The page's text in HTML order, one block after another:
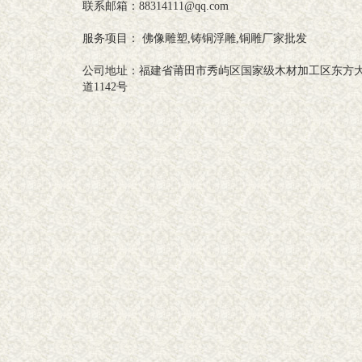
联系邮箱：88314111@qq.com
服务项目： 佛像雕塑,铸铜浮雕,铜雕厂家批发
公司地址：福建省莆田市秀屿区国家级木材加工区东方
道1142号